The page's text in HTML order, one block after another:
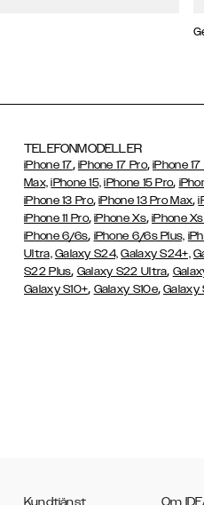
TELEFONMODELLER
iPhone 17, iPhone 17 Pro,iPhone
Max, iPhone 15, iPhone 15 Pro,
iPhone 13 Pro,iPhone 13 Pro Max,
iPhone 11 Pro,iPhone Xs,iPhone
iPhone 6/6s, iPhone 6/6s Plus,
Ultra, Galaxy S24, Galaxy S24+,
S22 Plus, Galaxy S22 Ultra,
Galaxy S10+, Galaxy S10e,Galaxy
Kundtjänst Om